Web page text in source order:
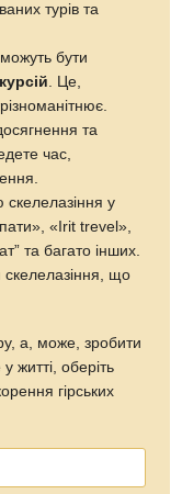
турів та
бути
. Це,
та
час,
скелелазіння у
«Іrit trevel»,
та багато інших.
що
а, може, зробити
житті, оберіть
гірських